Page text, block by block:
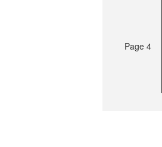
Page 4